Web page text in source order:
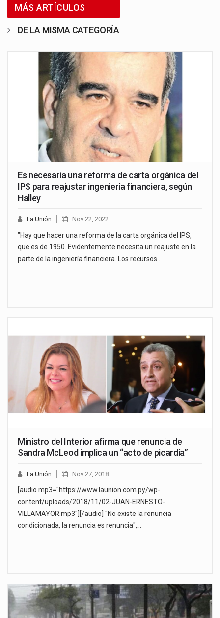
MÁS ARTÍCULOS
DE LA MISMA CATEGORÍA
Es necesaria una reforma de carta orgánica del
IPS para reajustar ingeniería financiera, según
Halley
La Unión Nov 22, 2022
"Hay que hacer una reforma de la carta orgánica del IPS,
que es de 1950. Evidentemente necesita un reajuste en la
parte de la ingeniería financiera. Los recursos…
Ministro del Interior afirma que renuncia de
Sandra McLeod implica un “acto de picardía”
La Unión Nov 27, 2018
[audio mp3="https://www.launion.com.py/wp-
content/uploads/2018/11/02-JUAN-ERNESTO-
VILLAMAYOR.mp3"][/audio] "No existe la renuncia
condicionada, la renuncia es renuncia",…